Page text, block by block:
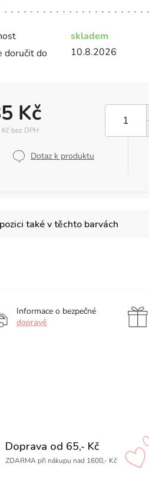
skladem
doručit do
10.8.2026
Kč
bez DPH
Dotaz k produktu
také v těchto barvách
Informace o bezpečné
dopravě
Doprava od 65,- Kč
ZDARMA při nákupu nad 1600,- Kč